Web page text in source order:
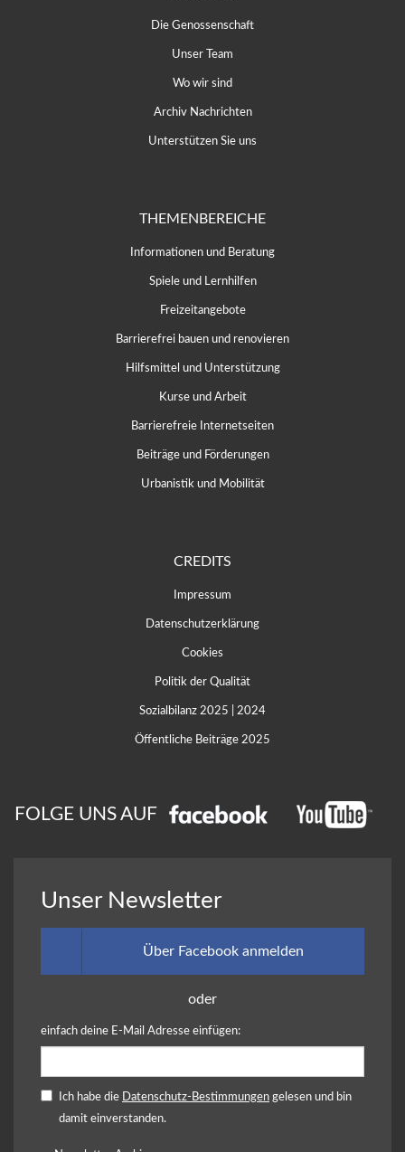
Die Genossenschaft
Unser Team
Wo wir sind
Archiv Nachrichten
Unterstützen Sie uns
THEMENBEREICHE
Informationen und Beratung
Spiele und Lernhilfen
Freizeitangebote
Barrierefrei bauen und renovieren
Hilfsmittel und Unterstützung
Kurse und Arbeit
Barrierefreie Internetseiten
Beiträge und Förderungen
Urbanistik und Mobilität
CREDITS
Impressum
Datenschutzerklärung
Cookies
Politik der Qualität
Sozialbilanz 2025 2024
Öffentliche Beiträge 2025
FOLGE UNS AUF
Unser Newsletter
Über Facebook anmelden
oder
einfach deine E-Mail Adresse einfügen:
Ich habe die Datenschutz-Bestimmungen gelesen und bin
damit einverstanden.